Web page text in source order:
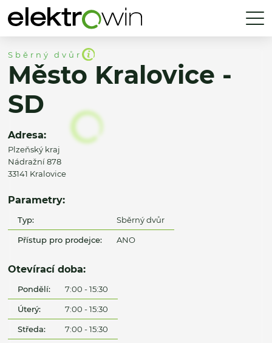
Sběrný dvůr
Město Kralovice -
SD
Adresa:
Plzeňský kraj
Nádražní 878
33141 Kralovice
Parametry:
Typ: Sběrný dvůr
Přístup pro prodejce: ANO
Otevírací doba:
Pondělí: 7:00 - 15:30
Úterý: 7:00 - 15:30
Středa: 7:00 - 15:30